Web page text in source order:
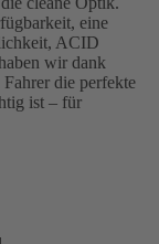
eine
ACID
wir dank
die perfekte
ist – für